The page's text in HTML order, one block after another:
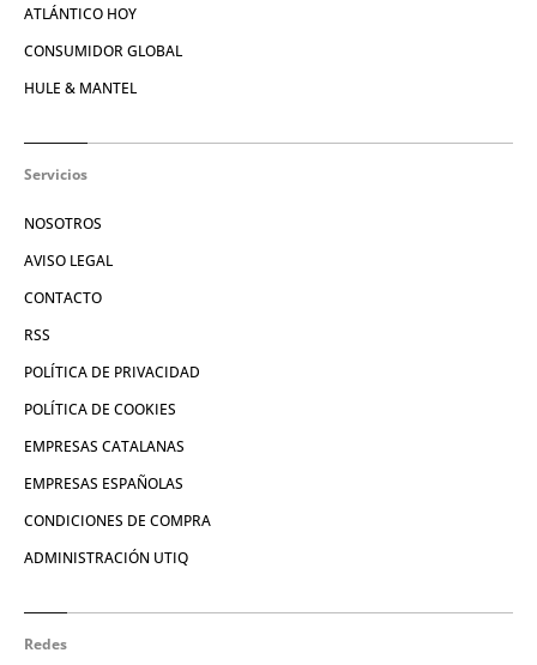
ATLÁNTICO HOY
CONSUMIDOR GLOBAL
HULE & MANTEL
Servicios
NOSOTROS
AVISO LEGAL
CONTACTO
RSS
POLÍTICA DE PRIVACIDAD
POLÍTICA DE COOKIES
EMPRESAS CATALANAS
EMPRESAS ESPAÑOLAS
CONDICIONES DE COMPRA
ADMINISTRACIÓN UTIQ
Redes